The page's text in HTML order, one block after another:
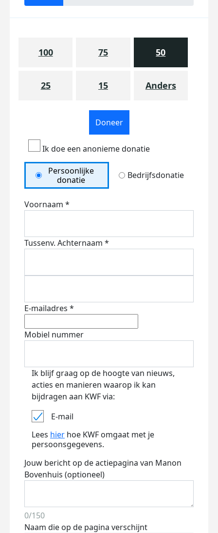
100 75 50
25 15 Anders
Doneer
Ik doe een anonieme donatie
Persoonlijke
donatie
Bedrijfsdonatie
Voornaam *
Tussenv. Achternaam *
E-mailadres *
Mobiel nummer
Ik blijf graag op de hoogte van nieuws,
acties en manieren waarop ik kan
bijdragen aan KWF via:
E-mail
Lees hier hoe KWF omgaat met je
persoonsgegevens.
Jouw bericht op de actiepagina van Manon
Bovenhuis (optioneel)
0/150
Naam die op de pagina verschijnt